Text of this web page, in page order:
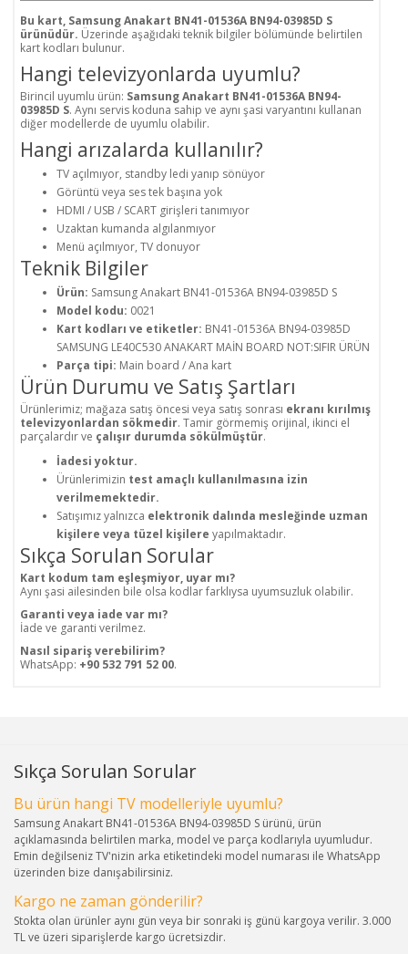
Bu kart, Samsung Anakart BN41-01536A BN94-03985D S
ürünüdür. Üzerinde aşağıdaki teknik bilgiler bölümünde belirtilen
kart kodları bulunur.
Hangi televizyonlarda uyumlu?
Birincil uyumlu ürün: Samsung Anakart BN41-01536A BN94-
03985D S. Aynı servis koduna sahip ve aynı şasi varyantını kullanan
diğer modellerde de uyumlu olabilir.
Hangi arızalarda kullanılır?
TV açılmıyor, standby ledi yanıp sönüyor
Görüntü veya ses tek başına yok
HDMI / USB / SCART girişleri tanımıyor
Uzaktan kumanda algılanmıyor
Menü açılmıyor, TV donuyor
Teknik Bilgiler
Ürün: Samsung Anakart BN41-01536A BN94-03985D S
Model kodu: 0021
Kart kodları ve etiketler: BN41-01536A BN94-03985D
SAMSUNG LE40C530 ANAKART MAİN BOARD NOT:SIFIR ÜRÜN
Parça tipi: Main board / Ana kart
Ürün Durumu ve Satış Şartları
Ürünlerimiz; mağaza satış öncesi veya satış sonrası ekranı kırılmış
televizyonlardan sökmedir. Tamir görmemiş orijinal, ikinci el
parçalardır ve çalışır durumda sökülmüştür.
İadesi yoktur.
Ürünlerimizin test amaçlı kullanılmasına izin
verilmemektedir.
Satışımız yalnızca elektronik dalında mesleğinde uzman
kişilere veya tüzel kişilere yapılmaktadır.
Sıkça Sorulan Sorular
Kart kodum tam eşleşmiyor, uyar mı?
Aynı şasi ailesinden bile olsa kodlar farklıysa uyumsuzluk olabilir.
Garanti veya iade var mı?
İade ve garanti verilmez.
Nasıl sipariş verebilirim?
WhatsApp: +90 532 791 52 00.
Sıkça Sorulan Sorular
Bu ürün hangi TV modelleriyle uyumlu?
Samsung Anakart BN41-01536A BN94-03985D S ürünü, ürün
açıklamasında belirtilen marka, model ve parça kodlarıyla uyumludur.
Emin değilseniz TV'nizin arka etiketindeki model numarası ile WhatsApp
üzerinden bize danışabilirsiniz.
Kargo ne zaman gönderilir?
Stokta olan ürünler aynı gün veya bir sonraki iş günü kargoya verilir. 3.000
TL ve üzeri siparişlerde kargo ücretsizdir.